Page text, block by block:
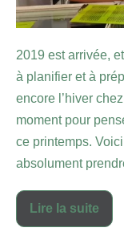
2019 est arrivée,
à planifier et à
encore l’hiver
moment pour
ce printemps.
absolument
Lire la suite